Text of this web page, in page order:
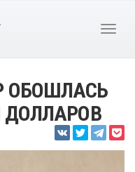
ОБОШЛАСЬ
ДОЛЛАРОВ